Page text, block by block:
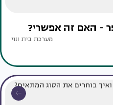
- האם זה אפשרי?
מערכת בית ונוי